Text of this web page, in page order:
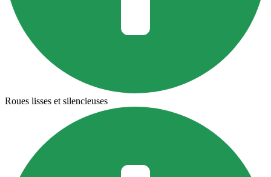
Roues lisses et silencieuses